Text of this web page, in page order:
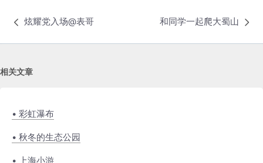
炫耀党入场@表哥 和同学一起爬大蜀山
相关文章
• 彩虹瀑布
• 秋冬的生态公园
• 上海小游